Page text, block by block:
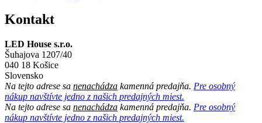
Kontakt
LED House s.r.o.
Šuhajova 1207/40
040 18 Košice
Slovensko
Na tejto adrese sa nenachádza kamenná predajňa. Pre osobný
nákup navštívte jedno z našich predajných miest.
Na tejto adrese sa nenachádza kamenná predajňa. Pre osobný
nákup navštívte jedno z našich predajných miest.